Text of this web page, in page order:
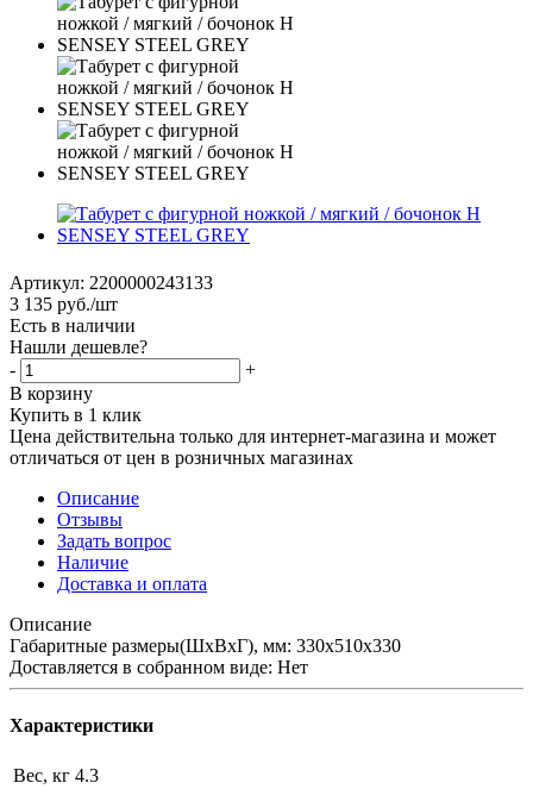
Артикул: 2200000243133
3 135 руб./шт
Есть в наличии
Нашли дешевле?
-
+
В корзину
Купить в 1 клик
Цена действительна только для интернет-магазина и может
отличаться от цен в розничных магазинах
Описание
Отзывы
Задать вопрос
Наличие
Доставка и оплата
Описание
Габаритные размеры(ШхВхГ), мм: 330х510х330
Доставляется в собранном виде: Нет
Характеристики
Вес, кг 4.3